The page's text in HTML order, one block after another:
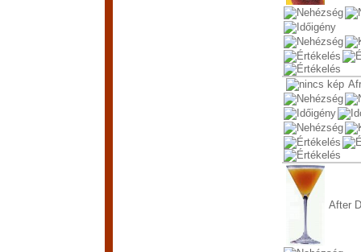
After